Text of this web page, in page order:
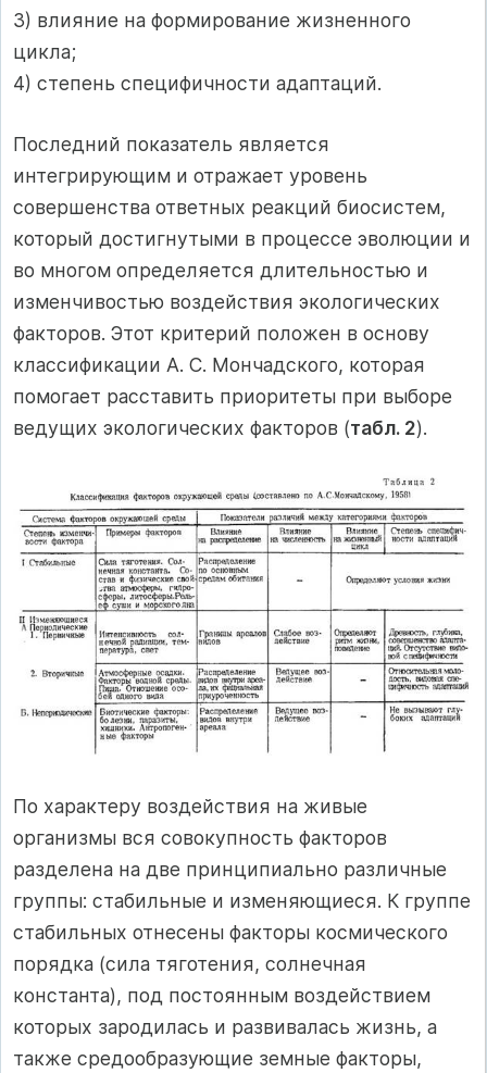
3) влияние на формирование жизненного
цикла;
4) степень специфичности адаптаций.
Последний показатель является
интегрирующим и отражает уровень
совершенства ответных реакций биосистем,
который достигнутыми в процессе эволюции и
во многом определяется длительностью и
изменчивостью воздействия экологических
факторов. Этот критерий положен в основу
классификации А. С. Мончадского, которая
помогает расставить приоритеты при выборе
ведущих экологических факторов (табл. 2).
По характеру воздействия на живые
организмы вся совокупность факторов
разделена на две принципиально различные
группы: стабильные и изменяющиеся. К группе
стабильных отнесены факторы космического
порядка (сила тяготения, солнечная
константа), под постоянным воздействием
которых зародилась и развивалась жизнь, а
также средообразующие земные факторы,